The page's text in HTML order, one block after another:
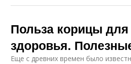
Польза корицы
здоровья.
Еще с древних времен было